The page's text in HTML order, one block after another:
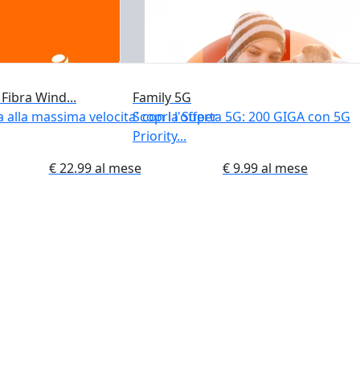
Wind...
alla massima velocita' con la Super
€ 22.99 al mese
Family 5G
Scopri l'offerta 5G: 200 GIGA con 5G
Priority...
€ 9.99 al mese